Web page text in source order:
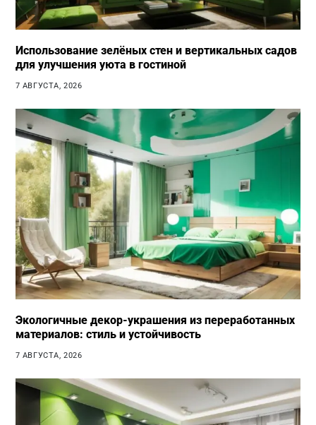
Использование зелёных стен и вертикальных садов
для улучшения уюта в гостиной
7 АВГУСТА, 2026
Экологичные декор-украшения из переработанных
материалов: стиль и устойчивость
7 АВГУСТА, 2026